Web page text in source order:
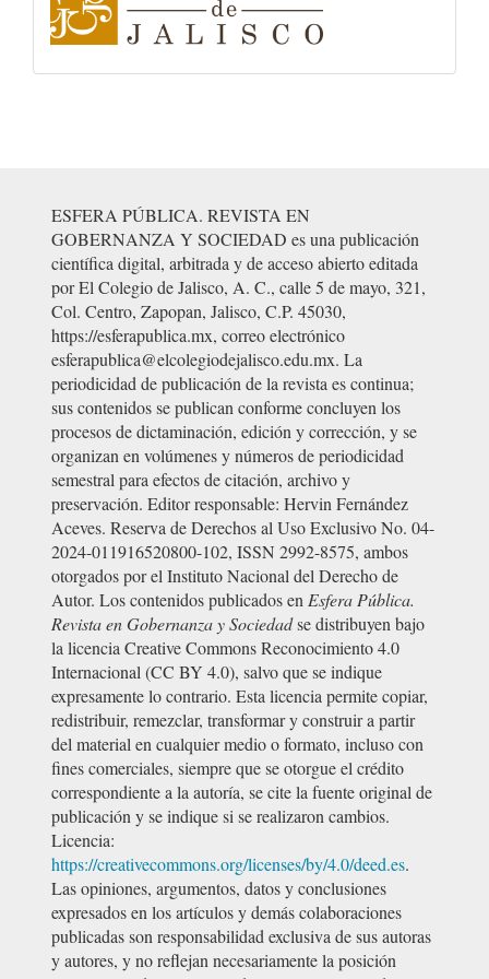
colegio-
de-
jalisco
ESFERA PÚBLICA. REVISTA EN
GOBERNANZA Y SOCIEDAD es una publicación
científica digital, arbitrada y de acceso abierto editada
por El Colegio de Jalisco, A. C., calle 5 de mayo, 321,
Col. Centro, Zapopan, Jalisco, C.P. 45030,
https://esferapublica.mx, correo electrónico
esferapublica@elcolegiodejalisco.edu.mx. La
periodicidad de publicación de la revista es continua;
sus contenidos se publican conforme concluyen los
procesos de dictaminación, edición y corrección, y se
organizan en volúmenes y números de periodicidad
semestral para efectos de citación, archivo y
preservación. Editor responsable: Hervin Fernández
Aceves. Reserva de Derechos al Uso Exclusivo No. 04-
2024-011916520800-102, ISSN 2992-8575, ambos
otorgados por el Instituto Nacional del Derecho de
Autor. Los contenidos publicados enEsfera Pública.
Revista en Gobernanza y Sociedadse distribuyen bajo
la licencia Creative Commons Reconocimiento 4.0
Internacional (CC BY 4.0), salvo que se indique
expresamente lo contrario. Esta licencia permite copiar,
redistribuir, remezclar, transformar y construir a partir
del material en cualquier medio o formato, incluso con
fines comerciales, siempre que se otorgue el crédito
correspondiente a la autoría, se cite la fuente original de
publicación y se indique si se realizaron cambios.
Licencia:
https://creativecommons.org/licenses/by/4.0/deed.es.
Las opiniones, argumentos, datos y conclusiones
expresados en los artículos y demás colaboraciones
publicadas son responsabilidad exclusiva de sus autoras
y autores, y no reflejan necesariamente la posición